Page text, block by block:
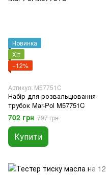
Новинка
Хіт
−12%
Артикул: M57751C
Набір для розвальцювання
трубок Mar-Pol M57751C
702 грн 797 грн
Купити